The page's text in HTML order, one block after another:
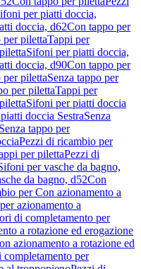
per piatti doccia,
doccia, d62Con tappo per
pilettaTappi per
Sifoni per piatti doccia,
doccia, d90Con tappo per
pilettaSenza tappo per
per pilettaTappi per
Sifoni per piatti doccia
doccia SestraSenza
tappo per
Pezzi di ricambio per
per pilettaPezzi di
per vasche da bagno,
da bagno, d52Con
per Con azionamento a
azionamento a
di completamento per
a rotazione ed erogazione
azionamento a rotazione ed
completamento per